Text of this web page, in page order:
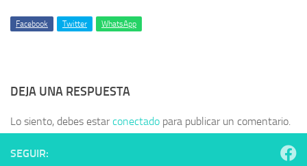
Facebook Twitter WhatsApp
DEJA UNA RESPUESTA
Lo siento, debes estarconectado para publicar un comentario.
SEGUIR: